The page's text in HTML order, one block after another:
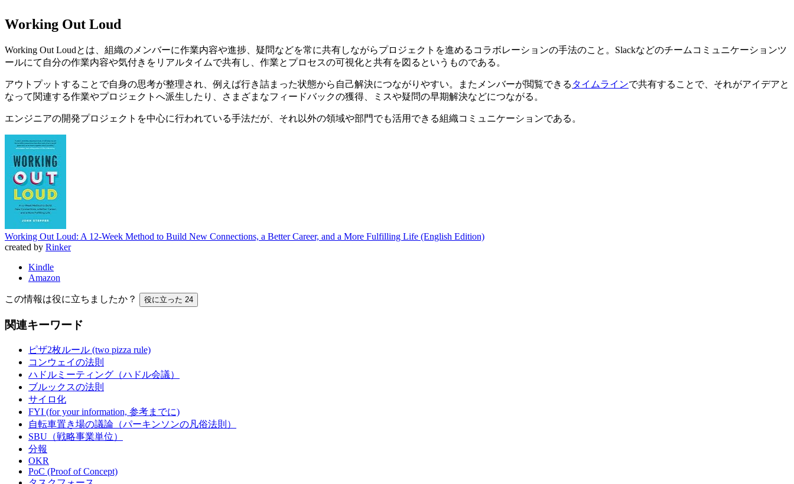
Working Out Loud
Working Out Loudとは、組織のメンバーに作業内容や進捗、疑問などを常に共有しながらプロジェクトを進めるコラボレーションの手法のこと。Slackなどのチームコミュニケーションツ
ールにて自分の作業内容や気付きをリアルタイムで共有し、作業とプロセスの可視化と共有を図るというものである。
アウトプットすることで自身の思考が整理され、例えば行き詰まった状態から自己解決につながりやすい。またメンバーが閲覧できる タイムラインで共有することで、それがアイデアと
なって関連する作業やプロジェクトへ派生したり、さまざまなフィードバックの獲得、ミスや疑問の早期解決などにつながる。
エンジニアの開発プロジェクトを中心に行われている手法だが、それ以外の領域や部門でも活用できる組織コミュニケーションである。
Working Out Loud: A 12-Week Method to Build New Connections, a Better Career, and a More Fulfilling Life (English Edition)
created by Rinker
Kindle
Amazon
この情報は役に立ちましたか？ 役に立った 24
関連キーワード
ピザ2枚ルール (two pizza rule)
コンウェイの法則
ハドルミーティング（ハドル会議）
ブルックスの法則
サイロ化
FYI (for your information, 参考までに)
自転車置き場の議論（パーキンソンの凡俗法則）
SBU（戦略事業単位）
分報
OKR
PoC (Proof of Concept)